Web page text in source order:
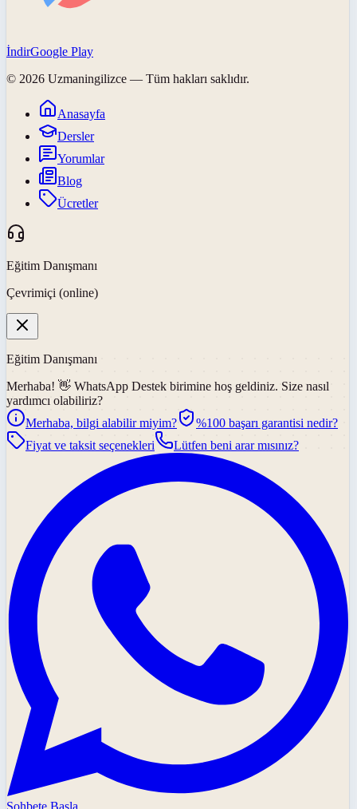
İndirGoogle Play
© 2026 Uzmaningilizce — Tüm hakları saklıdır.
Anasayfa
Dersler
Yorumlar
Blog
Ücretler
Eğitim Danışmanı
Çevrimiçi (online)
Eğitim Danışmanı
Merhaba! 👋 WhatsApp Destek birimine hoş geldiniz. Size nasıl
yardımcı olabiliriz?
Merhaba, bilgi alabilir miyim?
%100 başarı garantisi nedir?
Fiyat ve taksit seçenekleri
Lütfen beni arar mısınız?
Sohbete Başla